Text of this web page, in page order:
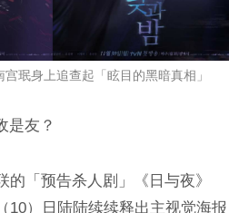
珉身上追查起「眩目的黑暗真相」
是友？
「预告杀人剧」《日与夜》
10）日陆陆续续释出主视觉海报